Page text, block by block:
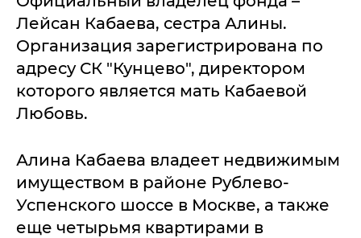
Лейсан Кабаева, сестра Алины.
Организация зарегистрирована по
адресу СК "Кунцево", директором
которого является мать Кабаевой
Любовь.
Алина Кабаева владеет недвижимым
имуществом в районе Рублево-
Успенского шоссе в Москве, а также
еще четырьмя квартирами в